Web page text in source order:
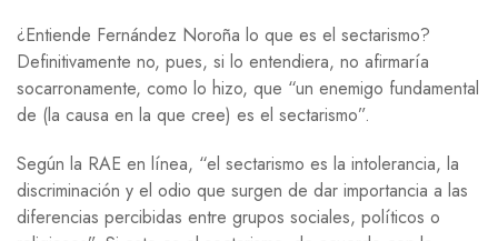
¿Entiende Fernández Noroña lo que es el sectarismo?
Definitivamente no, pues, si lo entendiera, no afirmaría
socarronamente, como lo hizo, que “un enemigo fundamental
de (la causa en la que cree) es el sectarismo”.
Según la RAE en línea, “el sectarismo es la intolerancia, la
discriminación y el odio que surgen de dar importancia a las
diferencias percibidas entre grupos sociales, políticos o